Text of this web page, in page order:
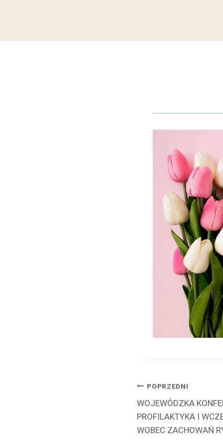
Nawigacja
wpisu
POPRZEDNI
WOJEWÓDZKA
PROFILAKTYKA I
WOBEC ZACHOWAŃ